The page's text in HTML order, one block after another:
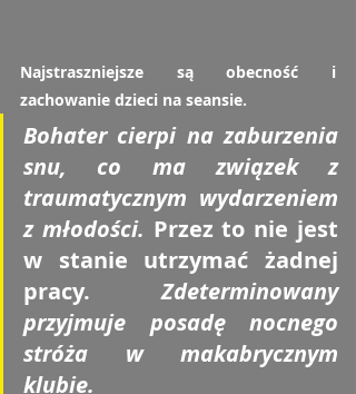
Najstraszniejsze są obecność i
zachowanie dzieci na seansie.
Bohater cierpi na zaburzenia
snu, co ma związek z
traumatycznym wydarzeniem
z młodości. Przez to nie jest
w stanie utrzymać żadnej
pracy. Zdeterminowany
przyjmuje posadę nocnego
stróża w makabrycznym
klubie.